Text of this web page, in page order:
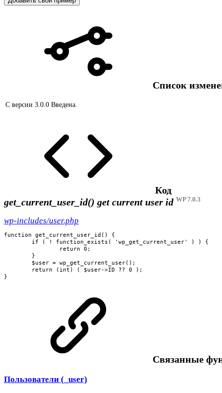
Список
С версии 3.0.0 Введена.
Код
get_current_user_id() get current user id WP 7.0.3
wp-includes/user.php
function get_current_user_id() {
}
Cвязанные
Пользователи (_user)